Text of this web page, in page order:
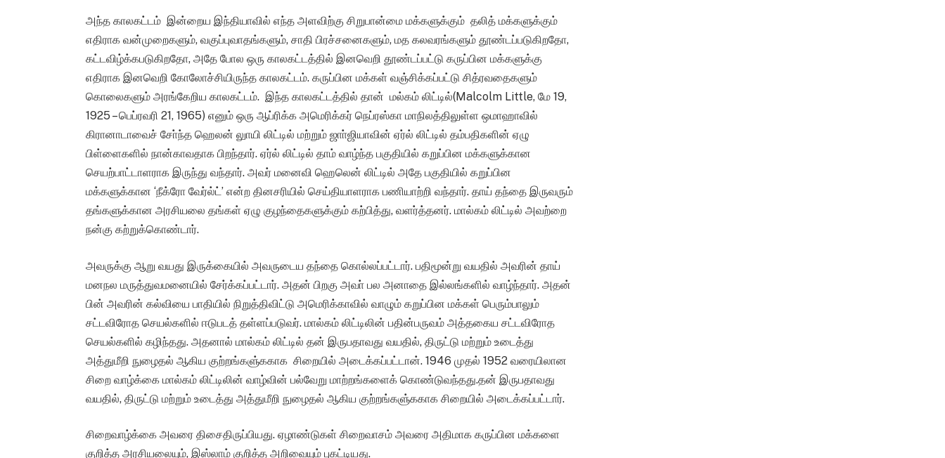
அந்த காலகட்டம் இன்றைய இந்தியாவில் எந்த அளவிற்கு சிறுபான்மை மக்களுக்கும் தலித் மக்களுக்கும்
எதிராக வன்முறைகளும், வகுப்புவாதங்களும், சாதி பிரச்சனைகளும், மத கலவரங்களும் தூண்டப்படுகிறதோ,
கட்டவிழ்க்கபடுகிறதோ, அதே போல ஒரு காலகட்டத்தில் இனவெறி தூண்டப்பட்டு கருப்பின மக்களுக்கு
எதிராக இனவெறி கோலோச்சியிருந்த காலகட்டம். கருப்பின மக்கள் வஞ்சிக்கப்பட்டு சித்ரவதைகளும்
கொலைகளும் அரங்கேறிய காலகட்டம். இந்த காலகட்டத்தில் தான் மல்கம் லிட்டில்(Malcolm Little, மே 19,
1925 – பெப்ரவரி 21, 1965) எனும் ஒரு ஆப்ரிக்க அமெரிக்கர் நெப்ரஸ்கா மாநிலத்திலுள்ள ஒமாஹாவில்
கிரானாடாவைச் சோ்ந்த ஹெலன் லுாயி லிட்டில் மற்றும் ஜாா்ஜியாவின் ஏர்ல் லிட்டில் தம்பதிகளின் ஏழு
பிள்ளைகளில் நான்காவதாக பிறந்தார். ஏர்ல் லிட்டில் தாம் வாழ்ந்த பகுதியில் கறுப்பின மக்களுக்கான
செயற்பாட்டாளராக இருந்து வந்தார். அவர் மனைவி ஹெலென் லிட்டில் அதே பகுதியில் கறுப்பின
மக்களுக்கான ‘நீக்ரோ வேர்ல்ட்’ என்ற தினசரியில் செய்தியாளராக பணியாற்றி வந்தார். தாய் தந்தை இருவரும்
தங்களுக்கான அரசியலை தங்கள் ஏழு குழந்தைகளுக்கும் கற்பித்து, வளர்த்தனர். மால்கம் லிட்டில் அவற்றை
நன்கு கற்றுக்கொண்டார்.
அவருக்கு ஆறு வயது இருக்கையில் அவருடைய தந்தை கொல்லப்பட்டார். பதிமூன்று வயதில் அவரின் தாய்
மனநல மருத்துவமனையில் சேர்க்கப்பட்டார். அதன் பிறகு அவா் பல அனாதை இல்லங்களில் வாழ்ந்தார். அதன்
பின் அவரின் கல்வியை பாதியில் நிறுத்திவிட்டு அமெரிக்காவில் வாழும் கறுப்பின மக்கள் பெரும்பாலும்
சட்டவிரோத செயல்களில் ஈடுபடத் தள்ளப்படுவர். மால்கம் லிட்டிலின் பதின்பருவம் அத்தகைய சட்டவிரோத
செயல்களில் கழிந்தது. அதனால் மால்கம் லிட்டில் தன் இருபதாவது வயதில், திருட்டு மற்றும் உடைத்து
அத்துமீறி நுழைதல் ஆகிய குற்றங்களு்ககாக சிறையில் அடைக்கப்பட்டான். 1946 முதல் 1952 வரையிலான
சிறை வாழ்க்கை மால்கம் லிட்டிலின் வாழ்வின் பல்வேறு மாற்றங்களைக் கொண்டுவந்தது.தன் இருபதாவது
வயதில், திருட்டு மற்றும் உடைத்து அத்துமீறி நுழைதல் ஆகிய குற்றங்களு்ககாக சிறையில் அடைக்கப்பட்டார்.
சிறைவாழ்க்கை அவரை திசைதிருப்பியது. ஏழாண்டுகள் சிறைவாசம் அவரை அதிமாக கருப்பின மக்களை
குறித்த அரசியலையும், இஸ்லாம் குறித்த அறிவையும் புகட்டியது.